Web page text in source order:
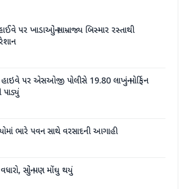
પર ખાડાઓનું સામ્રાજ્ય બિસ્માર રસ્તાથી
હાઇવે પર એસઓજી પોલીસે 19.80 લાખનું મોર્ફિન
પાડ્યું
ભારે પવન સાથે વરસાદની આગાહી
વધારો, સોનું પણ મોંઘુ થયું